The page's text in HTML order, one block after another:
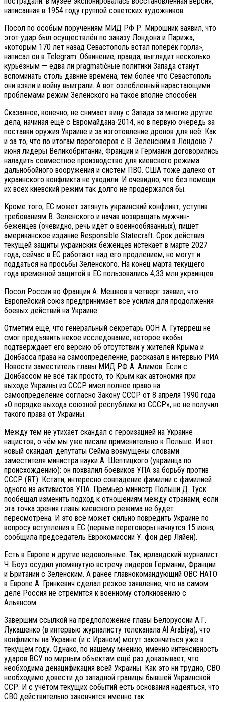
написанная в 1954 году группой советских художников.
Посол по особым поручениям МИД РФ Р. Мирошник заявил, что
этот удар был осуществлён по заказу Лондона и Парижа,
«которым 170 лет назад Севастополь встал поперёк горла»,
написал он в Telegram. Обвинение, правда, выглядит несколько
курьёзным — едва ли pragmatičные политики Запада станут
вспоминать столь давние времена, тем более что Севастополь
они взяли и войну выиграли. А вот озлобленный нарастающими
проблемами режим Зеленского на такое вполне способен.
Сказанное, конечно, не снимает вину с Запада за многие другие
дела, начиная ещё с Евромайдана-2014, но в первую очередь за
поставки оружия Украине и за изготовление дронов для неё. Как
и за то, что по итогам переговоров с В. Зеленским в Лондоне 7
июня лидеры Великобритании, Франции и Германии договорились
наладить совместное производство для киевского режима
дальнобойного вооружения и систем ПВО. США тоже далеко от
украинского конфликта не уходили. И очевидно, что без помощи
их всех киевский режим так долго не продержался бы.
Кроме того, ЕС может затянуть украинский конфликт, уступив
требованиям В. Зеленского и начав возвращать мужчин-
беженцев (очевидно, речь идёт о военнообязанных), пишет
американское издание Responsible Statecraft. Срок действия
текущей защиты украинских беженцев истекает в марте 2027
года, сейчас в ЕС работают над его продлением, но могут и
поддаться на просьбы Зеленского. На конец марта текущего
года временной защитой в ЕС пользовались 4,33 млн украинцев.
Посол России во Франции А. Мешков в четверг заявил, что
Европейский союз предпринимает все усилия для продолжения
боевых действий на Украине.
Отметим ещё, что генеральный секретарь ООН А. Гутерреш не
смог предъявить некое исследование, которое якобы
подтверждает его версию об отсутствии у жителей Крыма и
Донбасса права на самоопределение, рассказал в интервью РИА
Новости заместитель главы МИД РФ А. Алимов. Если с
Донбассом не всё так просто, то Крым как автономия при
выходе Украины из СССР имел полное право на
самоопределение согласно Закону СССР от 8 апреля 1990 года
«О порядке выхода союзной республики из СССР», но не получил
такого права от Украины.
Между тем не утихает скандал с героизацией на Украине
нацистов, о чём мы уже писали применительно к Польше. И вот
новый скандал: депутаты Сейма возмущены словами
заместителя министра науки А. Шептицкого (украинца по
происхождению): он похвалил боевиков УПА за борьбу против
СССР (RT). Кстати, интересно совпадение фамилии с фамилией
одного из активистов УПА. Премьер-министр Польши Д. Туск
пообещал изменить подход к отношениям между странами, если
эта точка зрения главы киевского режима не будет
пересмотрена. И это всё может сильно повредить Украине по
вопросу вступления в ЕС (первые переговоры начнутся 15 июня,
сообщила председатель Еврокомиссии У. фон дер Ляйен).
Есть в Европе и другие недовольные. Так, ирландский журналист
Ч. Боуз осудил упомянутую встречу лидеров Германии, Франции
и Британии с Зеленским. А ранее главнокомандующий ОВС НАТО
в Европе А. Гринкевич сделал резкое заявление, что на самом
деле Россия не стремится к военному столкновению с
Альянсом.
Завершим ссылкой на предположение главы Белоруссии А.Г.
Лукашенко (в интервью журналисту телеканала Al Arabiya), что
конфликты на Украине (и с Ираном) могут закончиться уже в
текущем году. Однако, по нашему мнению, именно интенсивность
ударов ВСУ по мирным объектам ещё раз доказывает, что
необходима денацификация всей Украины. Как это ни трудно, СВО
необходимо довести до западной границы бывшей Украинской
ССР. И с учётом текущих событий есть основания надеяться, что
СВО действительно закончится именно так.